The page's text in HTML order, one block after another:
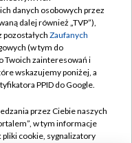
danych osobowych przez
dalej również „TVP”),
pozostałych Zaufanych
(w tym do
Twoich zainteresowań i
wskazujemy poniżej, a
PPID do Google.
przez Ciebie naszych
w tym informacje
pliki cookie, sygnalizatory